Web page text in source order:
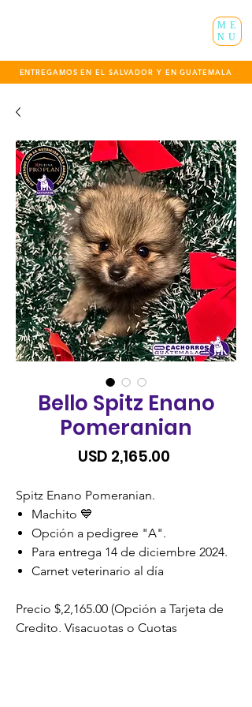
ENTREGAMOS EN EL SALVADOR Y EN GUATEMALA
ME
NU
Bello Spitz Enano
Pomeranian
USD 2,165.00
Spitz Enano Pomeranian.
Machito 💙
Opción a pedigree "A".
Para entrega 14 de diciembre 2024.
Carnet veterinario al día
Precio $,2,165.00 (Opción a Tarjeta de
Credito, Visacuotas o Cuotas